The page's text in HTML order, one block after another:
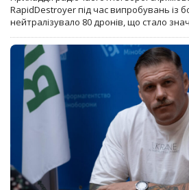
RapidDestroyer під час випробувань із
нейтралізувало 80 дронів, що стало